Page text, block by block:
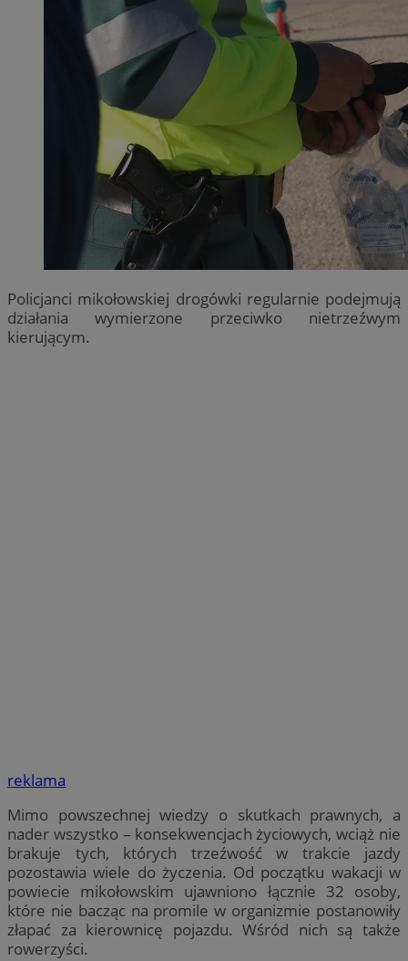
Policjanci mikołowskiej drogówki regularnie podejmują
działania wymierzone przeciwko nietrzeźwym
kierującym.
reklama
Mimo powszechnej wiedzy o skutkach prawnych, a
nader wszystko – konsekwencjach życiowych, wciąż nie
brakuje tych, których trzeźwość w trakcie jazdy
pozostawia wiele do życzenia. Od początku wakacji w
powiecie mikołowskim ujawniono łącznie 32 osoby,
które nie bacząc na promile w organizmie postanowiły
złapać za kierownicę pojazdu. Wśród nich są także
rowerzyści.